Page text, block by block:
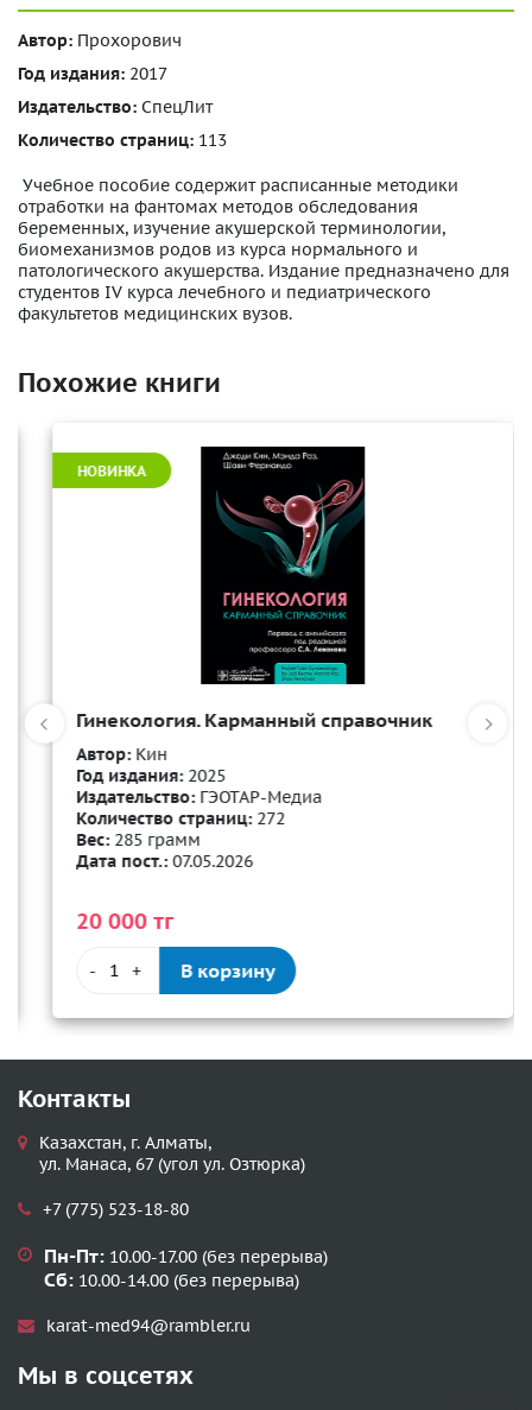
Автор: Прохорович
Год издания: 2017
Издательство: СпецЛит
Количество страниц: 113
Учебное пособие содержит расписанные методики
отработки на фантомах методов обследования
беременных, изучение акушерской терминологии,
биомеханизмов родов из курса нормального и
патологического акушерства. Издание предназначено для
студентов IV курса лечебного и педиатрического
факультетов медицинских вузов.
Похожие книги
НОВИНКА
Гинекология. Карманный справочник
Автор:Кин
Год издания:2025
Издательство:ГЭОТАР-Медиа
Количество страниц:272
Вес:285 грамм
Дата пост.:07.05.2026
20 000 тг
+ В корзину
Контакты
Казахстан, г. Алматы,
ул. Манаса, 67 (угол ул. Озтюрка)
+7 (775) 523-18-80
Пн-Пт: 10.00-17.00 (без перерыва)
Сб: 10.00-14.00 (без перерыва)
karat-med94@rambler.ru
Мы в соцсетях